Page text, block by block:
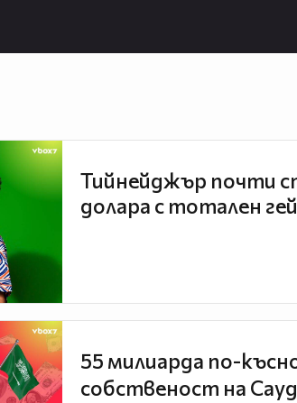
Тийнейджър почти
долара с тотален
55 милиарда по-
собственост на